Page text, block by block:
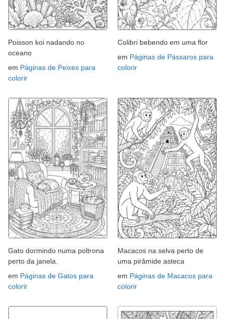
Poisson koi nadando no
oceano
em Páginas de Peixes para
colorir
Colibri bebendo em uma flor
em Páginas de Pássaros para
colorir
Gato dormindo numa poltrona
perto da janela.
em Páginas de Gatos para
colorir
Macacos na selva perto de
uma pirâmide asteca
em Páginas de Macacos para
colorir